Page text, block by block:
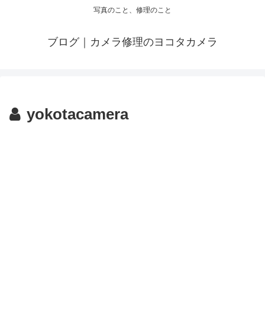
写真のこと、修理のこと
ブログ｜カメラ修理のヨコタカメラ
yokotacamera